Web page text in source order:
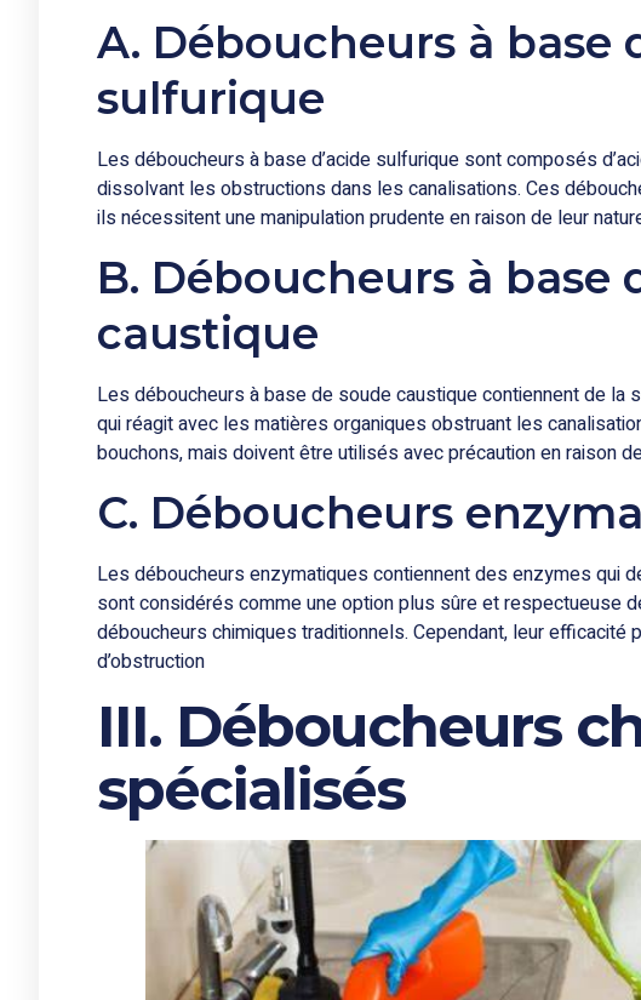
A. Déboucheurs à base
sulfurique
Les déboucheurs à base d’acide sulfurique sont composés
dissolvant les obstructions dans les canalisations. Ces
ils nécessitent une manipulation prudente en raison de leur
B. Déboucheurs à base
caustique
Les déboucheurs à base de soude caustique contiennent de la
qui réagit avec les matières organiques obstruant les
bouchons, mais doivent être utilisés avec précaution en raison
C. Déboucheurs
Les déboucheurs enzymatiques contiennent des enzymes qui
sont considérés comme une option plus sûre et respectueuse
déboucheurs chimiques traditionnels. Cependant, leur efficacité
d’obstruction
III. Déboucheurs
spécialisés